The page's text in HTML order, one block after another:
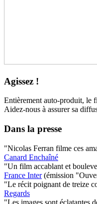
Agissez !
Entièrement auto-produit, le
Aidez-nous à assurer sa
Dans la presse
"Nicolas Ferran filme ces
Canard Enchaîné
"Un film accablant et
France Inter(émission
"Le récit poignant de treize
Regards
"Les images sont éclatantes